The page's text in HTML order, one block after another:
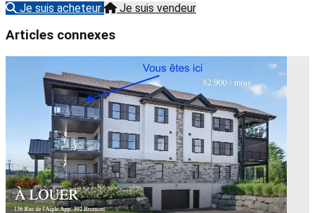
Je suis acheteur
Je suis vendeur
Articles connexes